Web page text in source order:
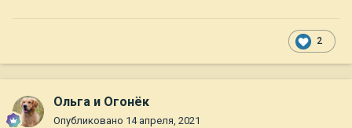
2
Ольга и Огонёк
Опубликовано 14 апреля, 2021